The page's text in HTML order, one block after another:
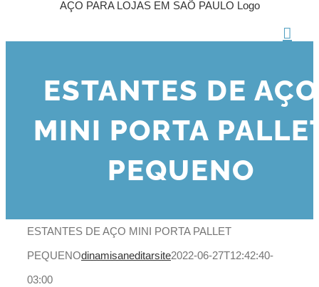
ESTANTES DE AÇO
MINI PORTA
PEQUENO
ESTANTES DE AÇO MINI PORTA PALLET
PEQUENOdinamisaneditarsite2022-06-27T12:42:40-
03:00